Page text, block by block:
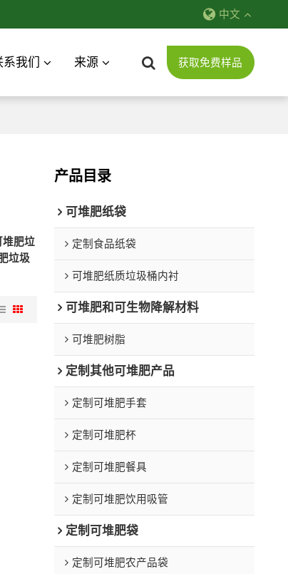
中文
系我们 来源 获取免费样品
堆肥垃
垃圾
产品目录
可堆肥纸袋
定制食品纸袋
可堆肥纸质垃圾桶内衬
可堆肥和可生物降解材料
可堆肥树脂
定制其他可堆肥产品
定制可堆肥手套
定制可堆肥杯
定制可堆肥餐具
定制可堆肥饮用吸管
定制可堆肥袋
定制可堆肥农产品袋